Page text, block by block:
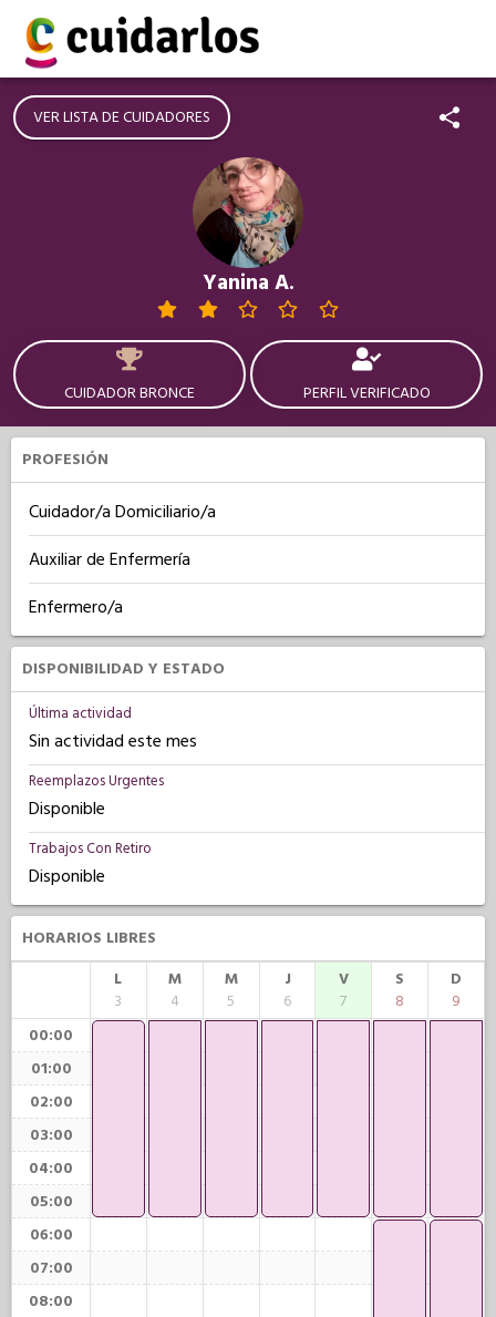
VER LISTA DE CUIDADORES
Yanina A.
CUIDADOR BRONCE PERFIL VERIFICADO
PROFESIÓN
Cuidador/a Domiciliario/a
Auxiliar de Enfermería
Enfermero/a
DISPONIBILIDAD Y ESTADO
Última actividad
Sin actividad este mes
Reemplazos Urgentes
Disponible
Trabajos Con Retiro
Disponible
HORARIOS LIBRES
L
3
M
4
M
5
J
6
V
7
S
8
D
9
00:00
01:00
02:00
03:00
04:00
05:00
06:00
07:00
08:00